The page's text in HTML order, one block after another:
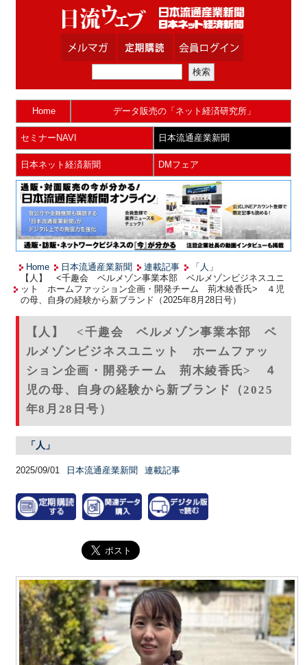
Home データ販売の「ネット経済研究所」
セミナーNAVI 日本流通産業新聞
日本ネット経済新聞 DMフェア
Home 日本流通産業新聞 連載記事
「人」
【人】 <千趣会 ベルメゾン事業本部 ベルメゾンビジネスユニ
ット ホームファッション企画・開発チーム 荊木綾香氏> ４児
の母、自身の経験から新ブランド（2025年8月28日号）
【人】 <千趣会 ベルメゾン事業本部 ベ
ルメゾンビジネスユニット ホームファッ
ション企画・開発チーム 荊木綾香氏> ４
児の母、自身の経験から新ブランド（2025
年8月28日号）
「人」
2025/09/01 日本流通産業新聞 連載記事